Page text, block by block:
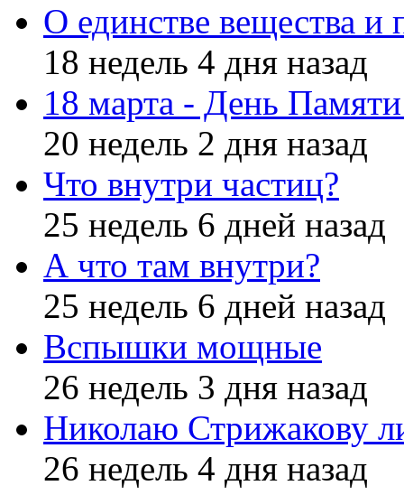
О единстве вещества и
18 недель 4 дня назад
18 марта - День
20 недель 2 дня назад
Что внутри частиц?
25 недель 6 дней назад
А что там внутри?
25 недель 6 дней назад
Вспышки мощные
26 недель 3 дня назад
Николаю Стрижакову
26 недель 4 дня назад